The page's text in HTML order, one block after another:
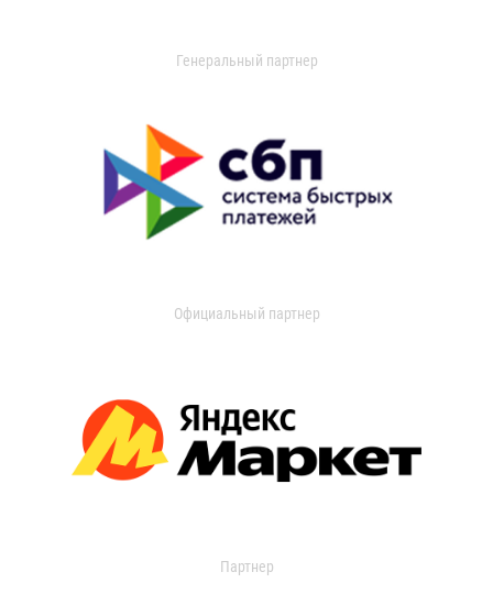
Генеральный партнер
Официальный партнер
Партнер